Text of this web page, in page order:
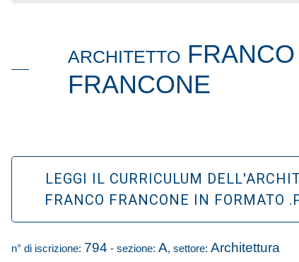
ARCHITETTO FRANCO
FRANCONE
LEGGI IL CURRICULUM
FRANCO FRANCONE IN FORMATO
n° di iscrizione: 794 - sezione: A, settore: Architettura